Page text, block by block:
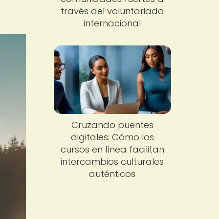
través del voluntariado
internacional
Cruzando puentes
digitales: Cómo los
cursos en línea facilitan
intercambios culturales
auténticos